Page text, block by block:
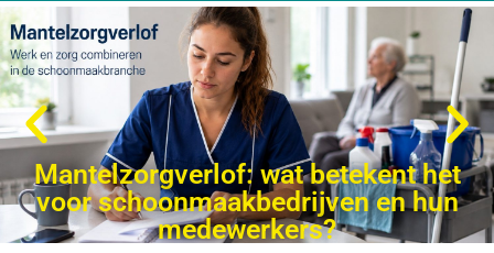
Mantelzorgverlof: wat betekent het
voor schoonmaakbedrijven en hun
medewerkers?